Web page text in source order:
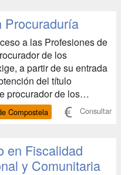
Práctica Sustantiva
Sustantiva...
Procuraduría
a las Profesiones de
de los
a partir de su entrada
del título
procurador de los
desempeñar la
legal de las partes en
los actos de
las partes y aquel...
Compostela Consultar
en Fiscalidad
y Comunitaria